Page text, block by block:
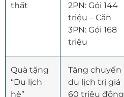
thất
2PN: Gói 144
triệu – Căn
3PN: Gói 168
triệu
Quà tặng
“Du lịch
hè”
Tặng chuyến
du lịch trị giá
60 triệu đồng